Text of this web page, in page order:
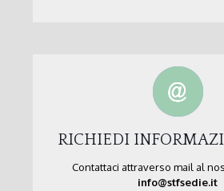
RICHIEDI
Contattaci attraverso mail al
info@stfsedie.it